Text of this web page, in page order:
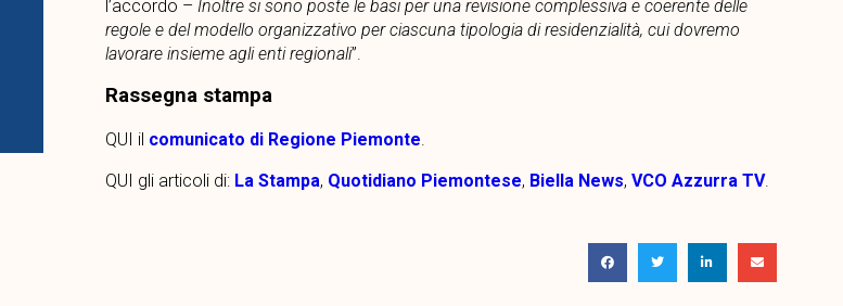
l’accordo – Inoltre si sono poste le basi per una revisione complessiva e coerente delle
regole e del modello organizzativo per ciascuna tipologia di residenzialità, cui dovremo
lavorare insieme agli enti regionali”.
Rassegna stampa
QUI il comunicato di Regione Piemonte
QUI gli articoli di: La Stampa, Quotidiano Piemontese, Biella News, VCO Azzurra TV.